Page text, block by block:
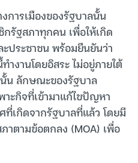
การเมืองของรัฐบาลนั้น
รัฐสภาทุกคน เพื่อให้เกิด
ประชาชน พร้อมยืนยันว่า
งานโดยอิสระ ไม่อยู่ภายใต้
น ลักษณะของรัฐบาล
ะกิจที่เข้ามาแก้ไขปัญหา
ที่เกิดจากรัฐบาลที่แล้ว โดยมี
าตามข้อตกลง (MOA) เพื่อ